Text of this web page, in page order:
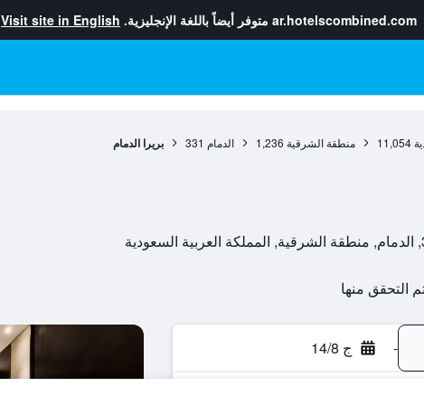
ar.hotelscombined.com متوفر أيضاً باللغة الإنجليزية. Visit site in English
11,054 منطقة الشرقية 1,236 الدمام 331 بريرا الدمام
- ج 14/8